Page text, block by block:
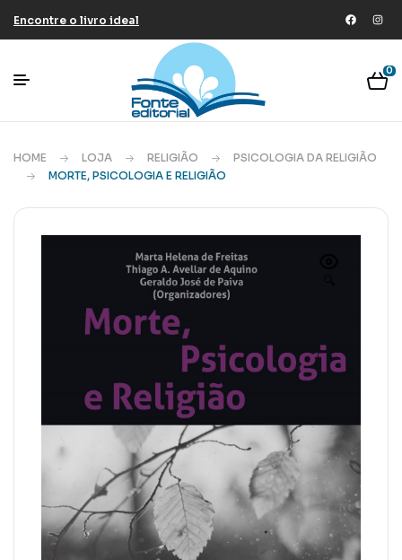
Encontre o livro ideal
0
HOME LOJA RELIGIÃO
PSICOLOGIA DA RELIGIÃO
MORTE, PSICOLOGIA E RELIGIÃO